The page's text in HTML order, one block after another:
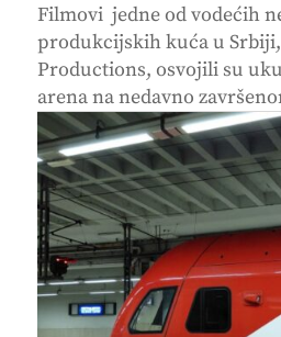
Filmovi jedne od vodećih
produkcijskih kuća u
Productions, osvojili su
arena na nedavno